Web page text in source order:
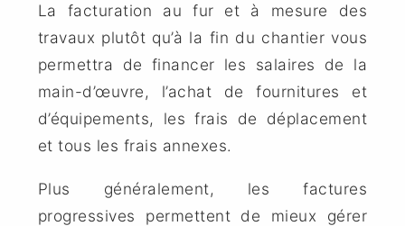
La facturation au fur et à mesure des
travaux plutôt qu’à la fin du chantier vous
permettra de financer les salaires de la
main-d’œuvre, l’achat de fournitures et
d’équipements, les frais de déplacement
et tous les frais annexes.
Plus généralement, les factures
progressives permettent de mieux gérer